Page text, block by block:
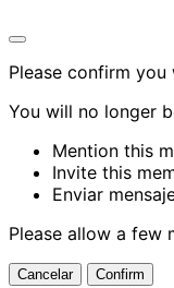
Please confirm
You will no longer
Mention this
Invite this
Enviar
Please allow a few
Confirm